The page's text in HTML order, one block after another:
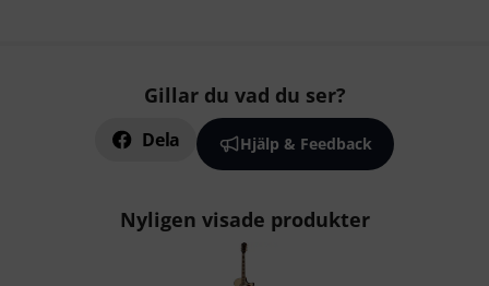
Gillar du vad du ser?
Dela Hjälp & Feedback
Nyligen visade produkter